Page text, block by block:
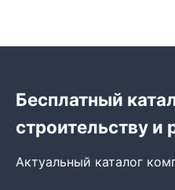
Бесплатный
строительству и
Актуальный каталог